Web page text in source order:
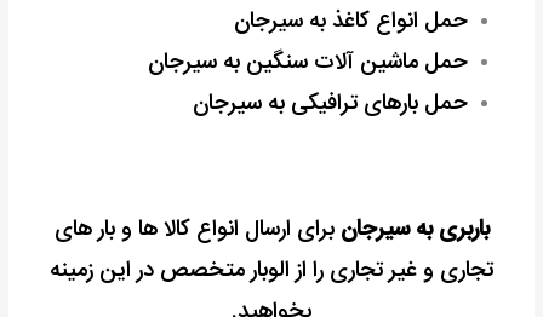
حمل انواع کاغذ به سیرجان
حمل ماشین آلات سنگین به سیرجان
حمل بارهای ترافیکی به سیرجان
باربری به سیرجان برای ارسال انواع کالا ها و بار های
تجاری و غیر تجاری را از الوبار متخصص در این زمینه